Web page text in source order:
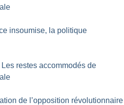
insoumise, la politique
Les restes accommodés de
de l’opposition révolutionnaire